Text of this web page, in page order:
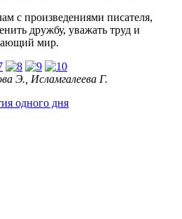
с произведениями писателя,
дружбу, уважать труд и
мир.
Э., Исламгалеева Г.
одного дня